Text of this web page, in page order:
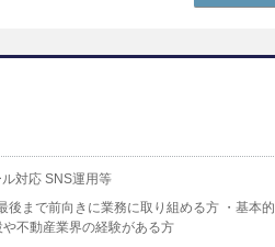
対応 SNS運用等
まで前向きに業務に取り組める方 ・基本的
不動産業界の経験がある方